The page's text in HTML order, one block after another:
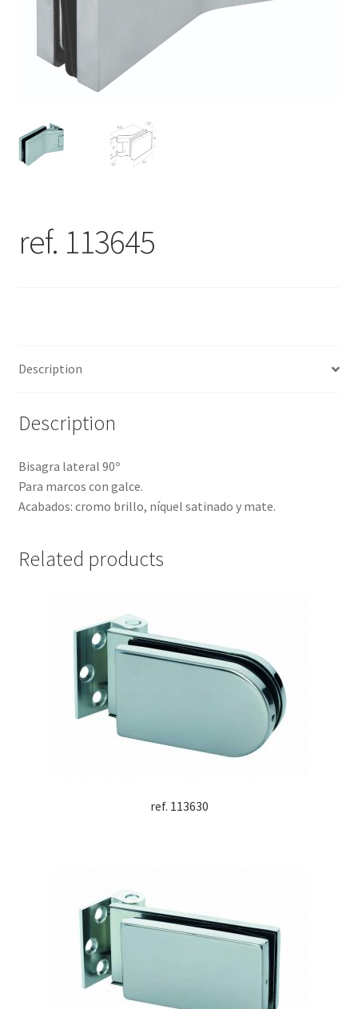
ref. 113645
Description
Description
Bisagra lateral 90º
Para marcos con galce.
Acabados: cromo brillo, níquel satinado y mate.
Related products
ref. 113630